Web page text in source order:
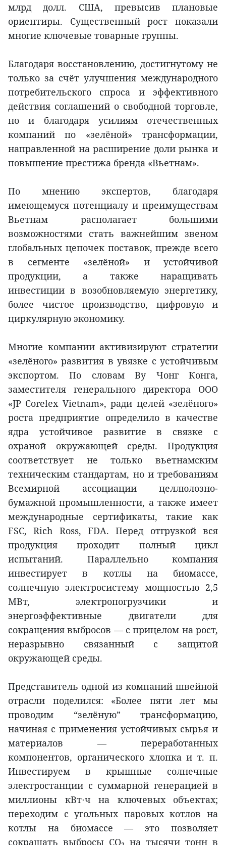
млрд долл. США, превысив плановые
ориентиры. Существенный рост показали
многие ключевые товарные группы.
Благодаря восстановлению, достигнутому не
только за счёт улучшения международного
потребительского спроса и эффективного
действия соглашений о свободной торговле,
но и благодаря усилиям отечественных
компаний по «зелёной» трансформации,
направленной на расширение доли рынка и
повышение престижа бренда «Вьетнам».
По мнению экспертов, благодаря
имеющемуся потенциалу и преимуществам
Вьетнам располагает большими
возможностями стать важнейшим звеном
глобальных цепочек поставок, прежде всего
в сегменте «зелёной» и устойчивой
продукции, а также наращивать
инвестиции в возобновляемую энергетику,
более чистое производство, цифровую и
циркулярную экономику.
Многие компании активизируют стратегии
«зелёного» развития в увязке с устойчивым
экспортом. По словам Ву Чонг Конга,
заместителя генерального директора ООО
«JP Corelex Vietnam», ради целей «зелёного»
роста предприятие определило в качестве
ядра устойчивое развитие в связке с
охраной окружающей среды. Продукция
соответствует не только вьетнамским
техническим стандартам, но и требованиям
Всемирной ассоциации целлюлозно-
бумажной промышленности, а также имеет
международные сертификаты, такие как
FSC, Rich Ross, FDA. Перед отгрузкой вся
продукция проходит полный цикл
испытаний. Параллельно компания
инвестирует в котлы на биомассе,
солнечную электросистему мощностью 2,5
МВт, электропогрузчики и
энергоэффективные двигатели для
сокращения выбросов — с прицелом на рост,
неразрывно связанный с защитой
окружающей среды.
Представитель одной из компаний швейной
отрасли поделился: «Более пяти лет мы
проводим “зелёную” трансформацию,
начиная с применения устойчивых сырья и
материалов — переработанных
компонентов, органического хлопка и т. п.
Инвестируем в крышные солнечные
электростанции с суммарной генерацией в
миллионы кВт⋅ч на ключевых объектах;
переходим с угольных паровых котлов на
котлы на биомассе — это позволяет
сокращать выбросы CO₂ на тысячи тонн в